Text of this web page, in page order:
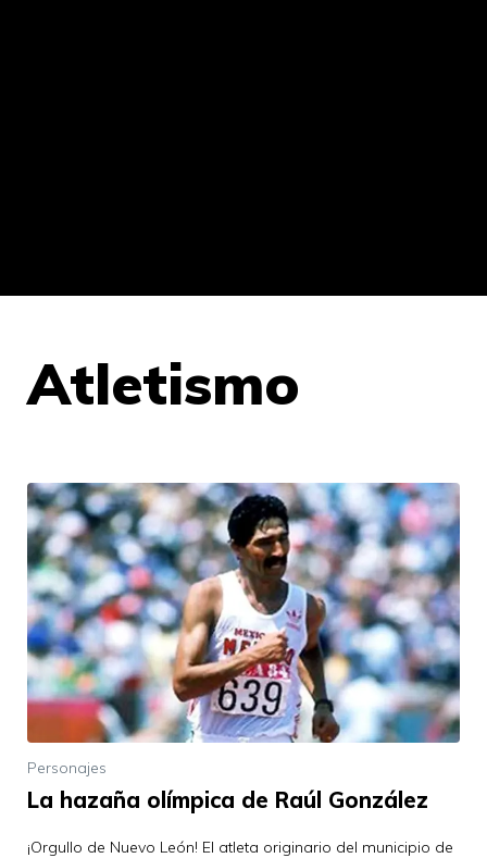
Atletismo
Personajes
La hazaña olímpica de Raúl González
¡Orgullo de Nuevo León! El atleta originario del municipio de